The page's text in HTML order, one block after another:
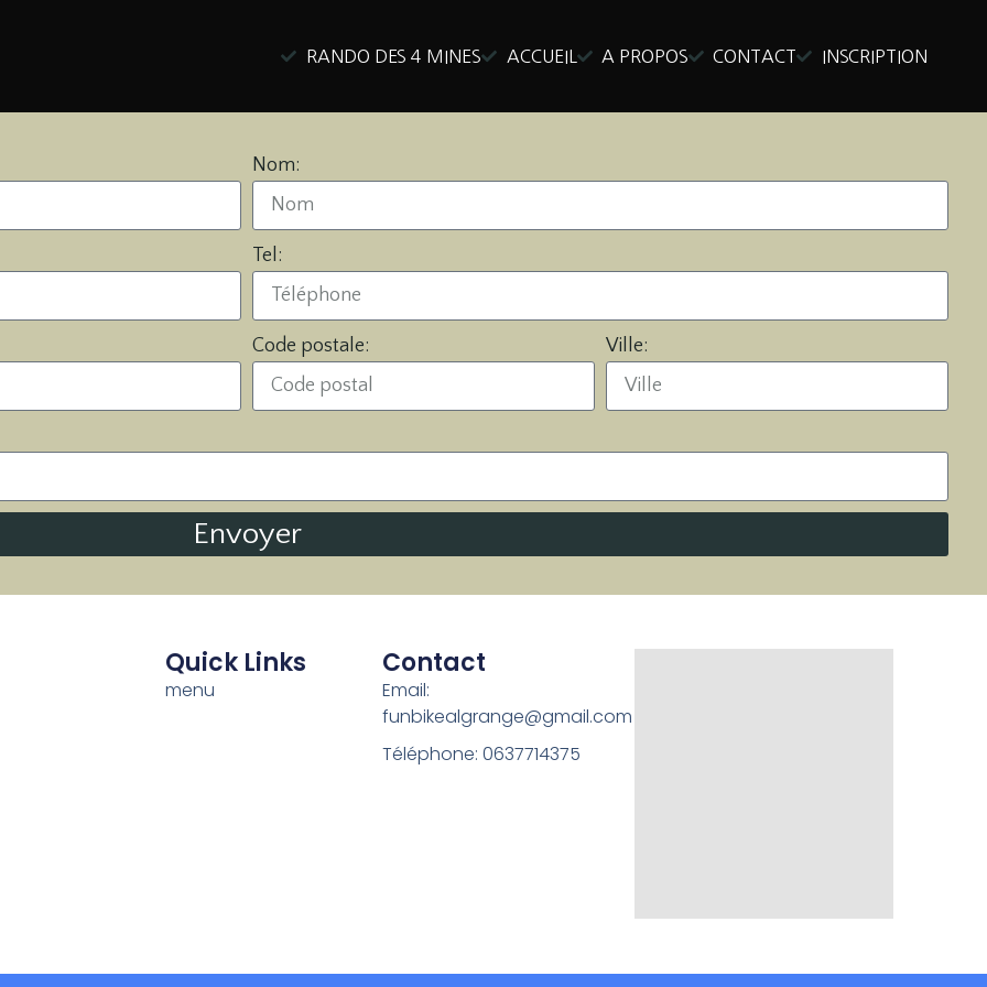
RANDO DES 4 MINES ACCUEIL A PROPOS CONTACT INSCRIPTION
Nom:
Tel:
Code postale: Ville:
Envoyer
Quick Links
menu
Contact
Email:
funbikealgrange@gmail.com
Téléphone: 0637714375